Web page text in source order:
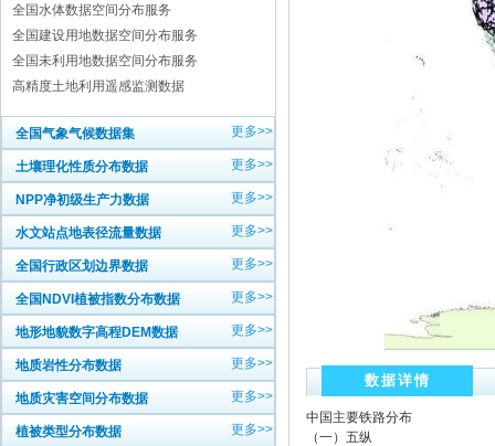
全国水体数据空间分布服务
全国建设用地数据空间分布服务
全国未利用地数据空间分布服务
高精度土地利用遥感监测数据
全国气象气候数据集 更多>>
土壤理化性质分布数据 更多>>
NPP净初级生产力数据 更多>>
水文站点地表径流量数据 更多>>
全国行政区划边界数据 更多>>
全国NDVI植被指数分布数据 更多>>
地形地貌数字高程DEM数据 更多>>
地质岩性分布数据 更多>>
地质灾害空间分布数据 更多>>
植被类型分布数据 更多>>
数据详情
中国主要铁路分布
（一）五纵